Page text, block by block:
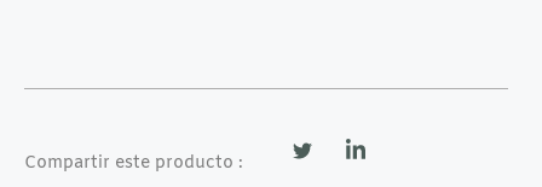
Compartir este producto :